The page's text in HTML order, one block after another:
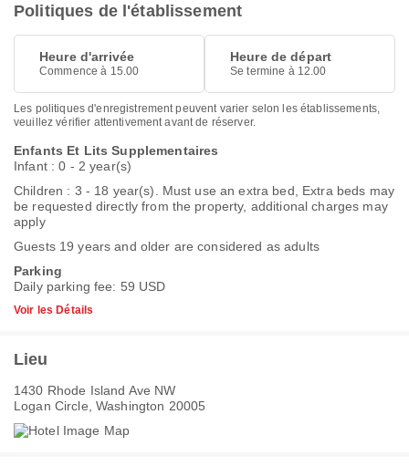
Politiques de l'établissement
Heure d'arrivée
Commence à 15.00
Heure de départ
Se termine à 12.00
Les politiques d'enregistrement peuvent varier selon les établissements,
veuillez vérifier attentivement avant de réserver.
Enfants Et Lits Supplementaires
Infant : 0 - 2 year(s)
Children : 3 - 18 year(s). Must use an extra bed, Extra beds may
be requested directly from the property, additional charges may
apply
Guests 19 years and older are considered as adults
Parking
Daily parking fee: 59 USD
Voir les Détails
Lieu
1430 Rhode Island Ave NW
Logan Circle, Washington 20005